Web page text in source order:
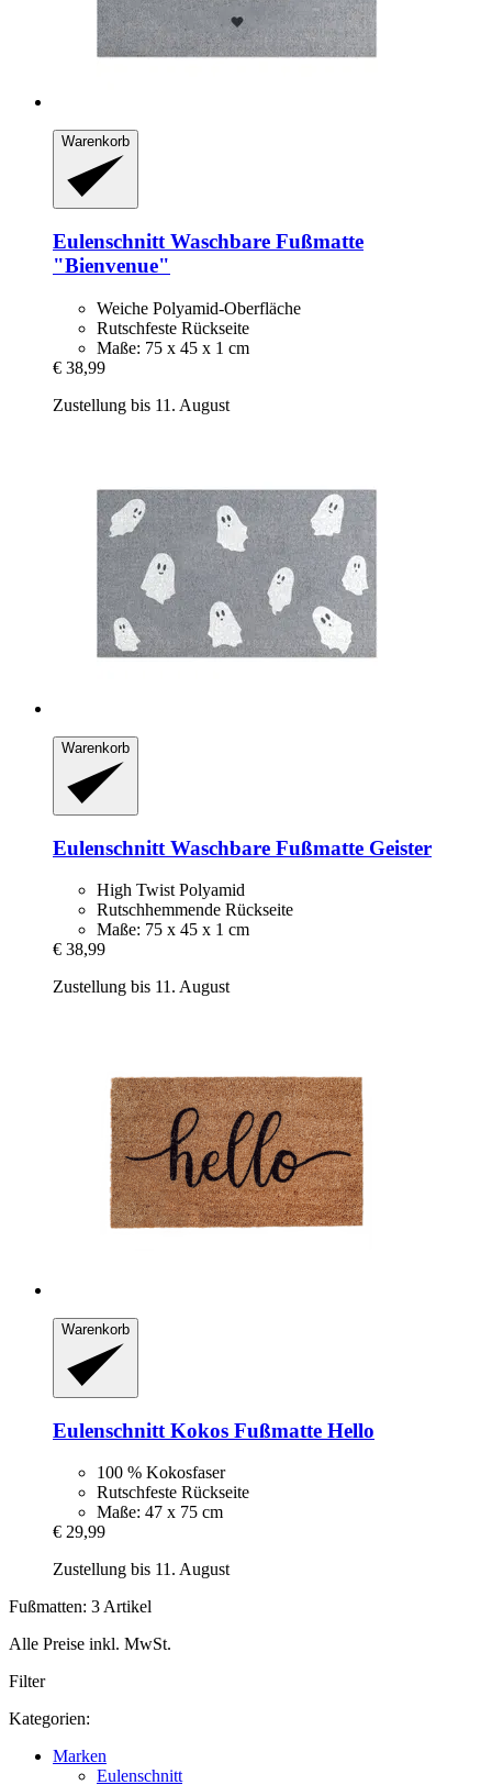
Warenkorb
Eulenschnitt Waschbare Fußmatte
"Bienvenue"
Weiche Polyamid-Oberfläche
Rutschfeste Rückseite
Maße: 75 x 45 x 1 cm
€ 38,99
Zustellung bis 11. August
Warenkorb
Eulenschnitt Waschbare Fußmatte Geister
High Twist Polyamid
Rutschhemmende Rückseite
Maße: 75 x 45 x 1 cm
€ 38,99
Zustellung bis 11. August
Warenkorb
Eulenschnitt Kokos Fußmatte Hello
100 % Kokosfaser
Rutschfeste Rückseite
Maße: 47 x 75 cm
€ 29,99
Zustellung bis 11. August
Fußmatten: 3 Artikel
Alle Preise inkl. MwSt.
Filter
Kategorien:
Marken
Eulenschnitt